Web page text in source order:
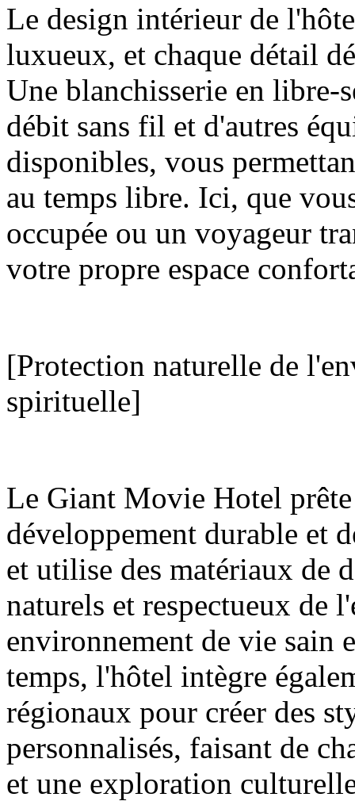
Le design intérieur de
luxueux, et chaque détail
Une blanchisserie en libre-
débit sans fil et d'autres
disponibles, vous
au temps libre. Ici, que
occupée ou un voyageur
votre propre espace
[Protection naturelle de
spirituelle]
Le Giant Movie Hotel
développement durable et
et utilise des matériaux de
naturels et respectueux de
environnement de vie sain
temps, l'hôtel intègre
régionaux pour créer des
personnalisés, faisant de
et une exploration